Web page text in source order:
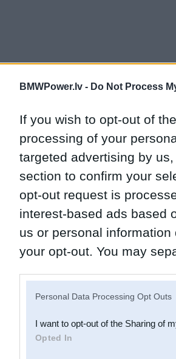
BMWPower.lv - Do Not Process
If you wish to opt-out of
processing of your
targeted advertising by
section to confirm your
opt-out request is
interest-based ads based
us or personal
your opt-out. You may
Downstream Participants
third parties.
Personal Data Processing Opt Outs
I want to opt-out of the Sharing of
Opted In